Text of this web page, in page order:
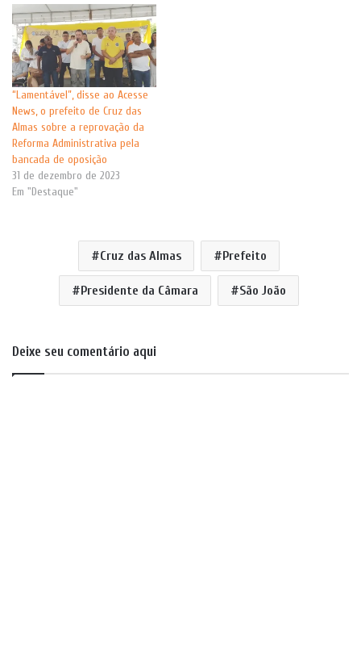
“Lamentável”, disse ao Acesse
News, o prefeito de Cruz das
Almas sobre a reprovação da
Reforma Administrativa pela
bancada de oposição
31 de dezembro de 2023
Em "Destaque"
Cruz das Almas Prefeito
Presidente da Câmara São João
Deixe seu comentário aqui